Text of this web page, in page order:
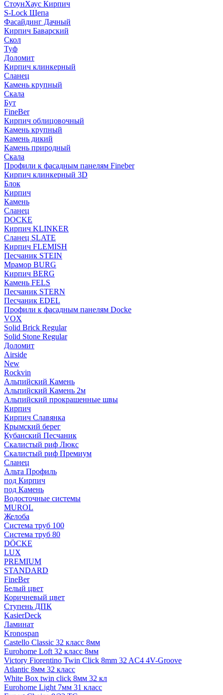
СтоунХаус Кирпич
S-Lock Щепа
Фасайдинг Дачный
Кирпич Баварский
Скол
Туф
Доломит
Кирпич клинкерный
Сланец
Камень крупный
Скала
Бут
FineBer
Кирпич облицовочный
Камень крупный
Камень дикий
Камень природный
Скала
Профили к фасадным панелям Fineber
Кирпич клинкерный 3D
Блок
Кирпич
Камень
Сланец
DOCKE
Кирпич KLINKER
Сланец SLATE
Кирпич FLEMISH
Пес­ча­ник STEIN
Мрамор BURG
Кирпич BERG
Камень FELS
Пес­ча­ник STERN
Пес­ча­ник EDEL
Профили к фасадным панелям Docke
VOX
Solid Brick Regular
Solid Stone Regular
Доломит
Airside
New
Rockvin
Альпийский Камень
Альпийский Камень 2м
Альпийский прокрашенные швы
Кирпич
Кирпич Славянка
Крымский берег
Кубанский Песчаник
Скалистый риф Люкс
Скалистый риф Премиум
Сланец
Альта Профиль
под Кирпич
под Камень
Водосточные системы
MUROL
Желоба
Система труб 100
Система труб 80
DÖCKE
LUX
PREMIUM
STANDARD
FineBer
Белый цвет
Коричневый цвет
Ступень ДПК
KasierDeck
Ламинат
Kronospan
Castello Classic 32 класс 8мм
Eurohome Loft 32 класс 8мм
Victory Fiorentino Twin Click 8mm 32 AC4 4V-Groove
Atlantic 8мм 32 класс
White Box twin click 8мм 32 кл
Eurohome Light 7мм 31 класс